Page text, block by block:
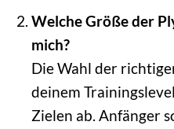
Welche Größe der
mich?
Die Wahl der
deinem
Zielen ab. Anfänger